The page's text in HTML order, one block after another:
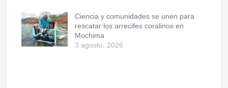
Ciencia y comunidades se unen para
rescatar los arrecifes coralinos en
Mochima
3 agosto, 2026